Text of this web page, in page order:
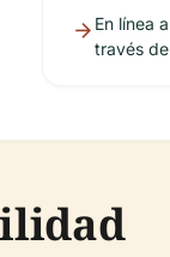
En línea a
través de